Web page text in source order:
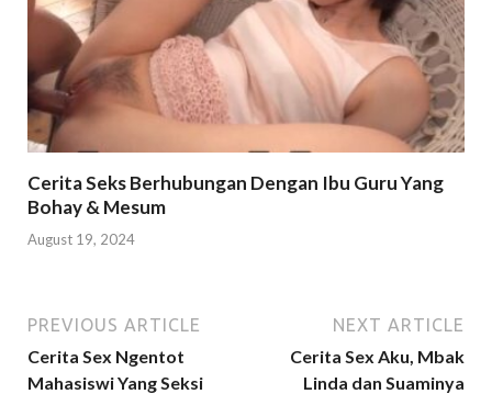
Cerita Seks Berhubungan Dengan Ibu Guru Yang
Bohay & Mesum
August 19, 2024
PREVIOUS ARTICLE
Cerita Sex Ngentot
Mahasiswi Yang Seksi
NEXT ARTICLE
Cerita Sex Aku, Mbak
Linda dan Suaminya